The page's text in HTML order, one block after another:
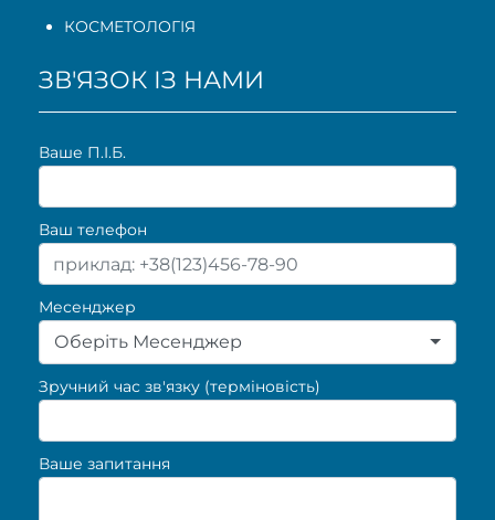
КОСМЕТОЛОГІЯ
ЗВ'ЯЗОК ІЗ НАМИ
Ваше П.I.Б.
Ваш телефон
Месенджер
Оберіть Месенджер
Зручний час зв'язку (терміновість)
Ваше запитання